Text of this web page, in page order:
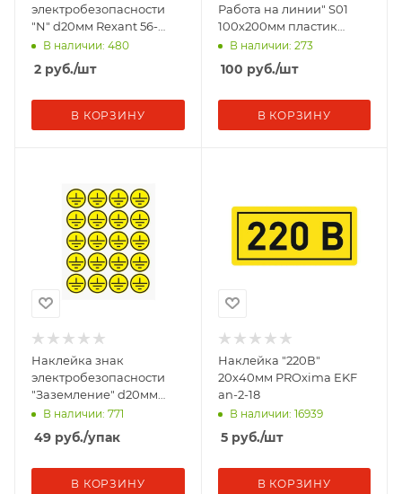
электробезопасности
"N" d20мм Rexant 56-
0059В наличии: 480
2 руб./шт
В КОРЗИНУ
Работа на линии" S01
100х200мм пластик
PROxima EKF pn-2-04
В наличии: 273
100 руб./шт
В КОРЗИНУ
Наклейка знак
электробезопасности
"Заземление" d20мм
(20шт на листе) Rexant
56-0010
В наличии: 771
49 руб./упак
В КОРЗИНУ
Наклейка "220В"
20х40мм PROxima EKF
an-2-18
В наличии: 16939
5руб./шт
В КОРЗИНУ